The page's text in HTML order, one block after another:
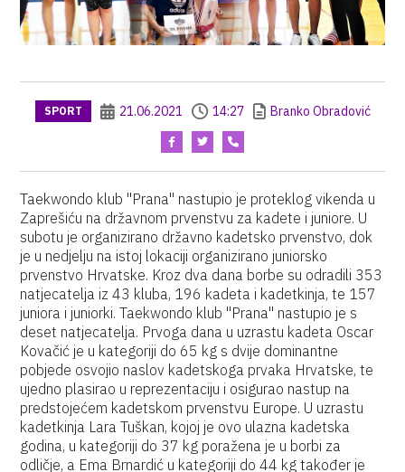
SPORT 21.06.2021 14:27 Branko Obradović
Taekwondo klub "Prana" nastupio je proteklog vikenda u
Zaprešiću na državnom prvenstvu za kadete i juniore. U
subotu je organizirano državno kadetsko prvenstvo, dok
je u nedjelju na istoj lokaciji organizirano juniorsko
prvenstvo Hrvatske. Kroz dva dana borbe su odradili 353
natjecatelja iz 43 kluba, 196 kadeta i kadetkinja, te 157
juniora i juniorki. Taekwondo klub "Prana" nastupio je s
deset natjecatelja. Prvoga dana u uzrastu kadeta Oscar
Kovačić je u kategoriji do 65 kg s dvije dominantne
pobjede osvojio naslov kadetskoga prvaka Hrvatske, te
ujedno plasirao u reprezentaciju i osigurao nastup na
predstojećem kadetskom prvenstvu Europe. U uzrastu
kadetkinja Lara Tuškan, kojoj je ovo ulazna kadetska
godina, u kategoriji do 37 kg poražena je u borbi za
odličje, a Ema Brnardić u kategoriji do 44 kg također je